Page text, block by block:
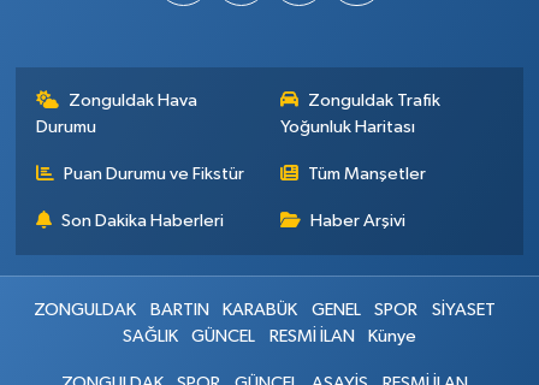
Zonguldak Hava
Durumu
Zonguldak Trafik
Yoğunluk Haritası
Puan Durumu ve Fikstür Tüm Manşetler
Son Dakika Haberleri Haber Arşivi
ZONGULDAK BARTIN KARABÜK GENEL SPOR
SİYASET
SAĞLIK
GÜNCEL RESMİ İLAN Künye